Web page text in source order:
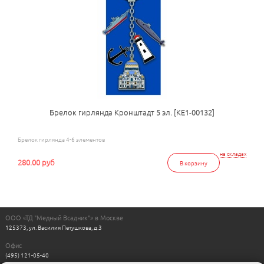
Брелок гирлянда Кронштадт 5 эл. [КЕ1-00132]
Брелок гирлянда 4-6 элементов
на складах
В корзину
280.00 руб
ООО «ТД "Медный Всадник"» в Москве
125373, ул. Василия Петушкова, д.3
Офис
(495) 121-05-40